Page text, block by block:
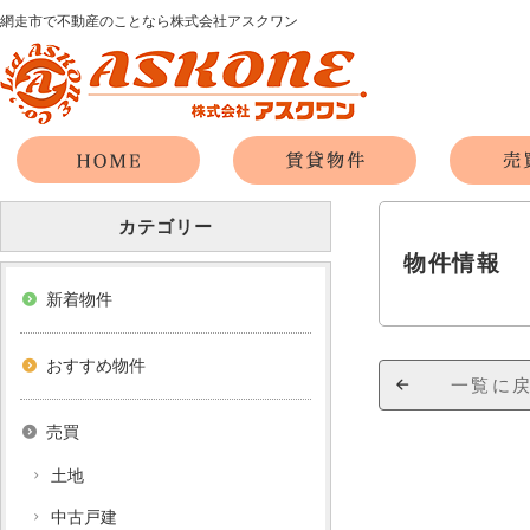
網走市で不動産のことなら株式会社アスクワン
物件情報
一覧に
カテゴリー
新着物件
おすすめ物件
売買
土地
中古戸建